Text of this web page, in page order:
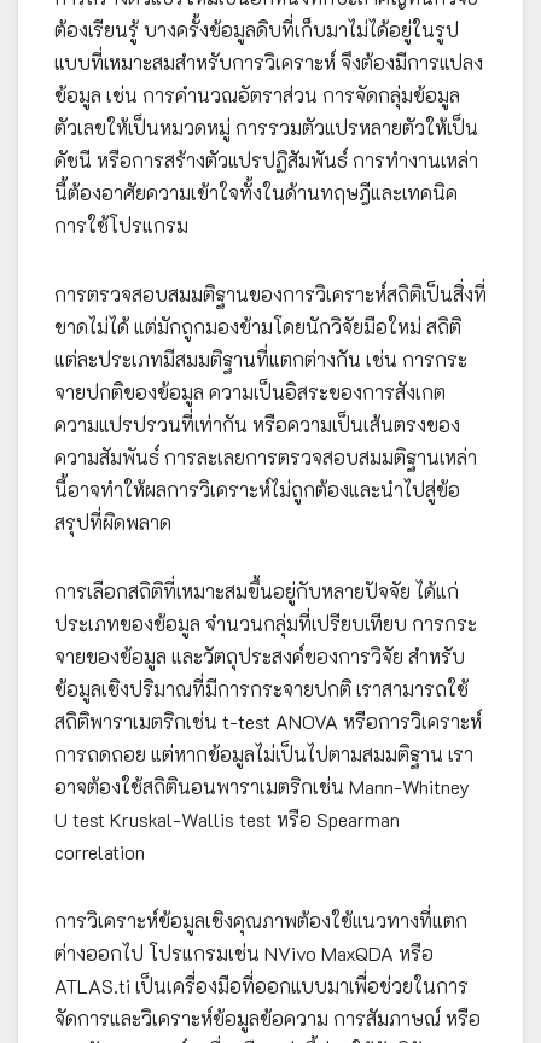
ต้องเรียนรู้ บางครั้งข้อมูลดิบที่เก็บมาไม่ได้อยู่ในรูป
แบบที่เหมาะสมสำหรับการวิเคราะห์ จึงต้องมีการแปลง
ข้อมูล เช่น การคำนวณอัตราส่วน การจัดกลุ่มข้อมูล
ตัวเลขให้เป็นหมวดหมู่ การรวมตัวแปรหลายตัวให้เป็น
ดัชนี หรือการสร้างตัวแปรปฏิสัมพันธ์ การทำงานเหล่า
นี้ต้องอาศัยความเข้าใจทั้งในด้านทฤษฎีและเทคนิค
การใช้โปรแกรม
การตรวจสอบสมมติฐานของการวิเคราะห์สถิติเป็นสิ่งที่
ขาดไม่ได้ แต่มักถูกมองข้ามโดยนักวิจัยมือใหม่ สถิติ
แต่ละประเภทมีสมมติฐานที่แตกต่างกัน เช่น การกระ
จายปกติของข้อมูล ความเป็นอิสระของการสังเกต
ความแปรปรวนที่เท่ากัน หรือความเป็นเส้นตรงของ
ความสัมพันธ์ การละเลยการตรวจสอบสมมติฐานเหล่า
นี้อาจทำให้ผลการวิเคราะห์ไม่ถูกต้องและนำไปสู่ข้อ
สรุปที่ผิดพลาด
การเลือกสถิติที่เหมาะสมขึ้นอยู่กับหลายปัจจัย ได้แก่
ประเภทของข้อมูล จำนวนกลุ่มที่เปรียบเทียบ การกระ
จายของข้อมูล และวัตถุประสงค์ของการวิจัย สำหรับ
ข้อมูลเชิงปริมาณที่มีการกระจายปกติ เราสามารถใช้
สถิติพาราเมตริกเช่น t-test ANOVA หรือการวิเคราะห์
การถดถอย แต่หากข้อมูลไม่เป็นไปตามสมมติฐาน เรา
อาจต้องใช้สถิตินอนพาราเมตริกเช่น Mann-Whitney
U test Kruskal-Wallis test หรือ Spearman
correlation
การวิเคราะห์ข้อมูลเชิงคุณภาพต้องใช้แนวทางที่แตก
ต่างออกไป โปรแกรมเช่น NVivo MaxQDA หรือ
ATLAS.ti เป็นเครื่องมือที่ออกแบบมาเพื่อช่วยในการ
จัดการและวิเคราะห์ข้อมูลข้อความ การสัมภาษณ์ หรือ